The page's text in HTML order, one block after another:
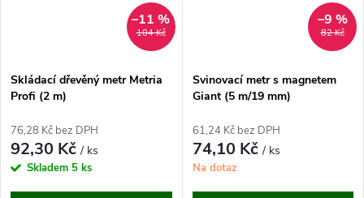
104 Kč
–11 %
Skládací dřevěný metr Metria
Profi (2 m)
76,28 Kč bez DPH
92,30 Kč/ ks
Skladem 5 ks
82 Kč
–9 %
Svinovací metr s magnetem
Giant (5 m/19 mm)
61,24 Kč bez DPH
74,10 Kč/ ks
Na dotaz